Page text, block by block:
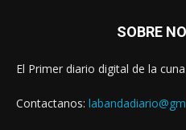
SOBRE
El Primer diario digital de la
Contactanos: